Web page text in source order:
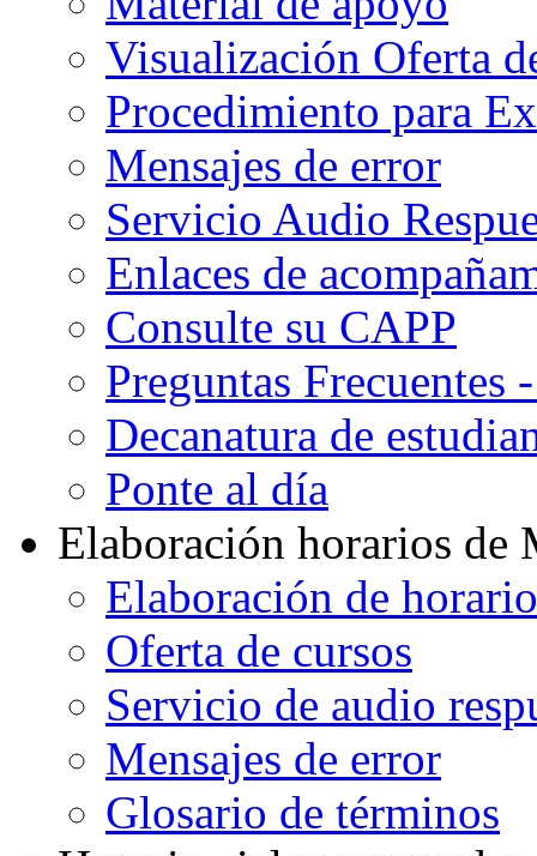
Visualización Oferta
Procedimiento para
Mensajes de error
Servicio Audio
Enlaces de
Consulte su CAPP
Preguntas Frecuentes
Decanatura de
Ponte al día
Elaboración horarios de
Elaboración de
Oferta de cursos
Servicio de audio
Mensajes de error
Glosario de términos